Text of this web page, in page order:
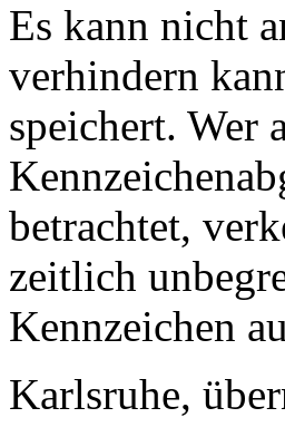
Es kann nicht
verhindern
speichert. Wer
betrachtet,
zeitlich
Kennzeichen
Karlsruhe,